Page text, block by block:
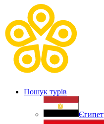
Пошук турів
Єгипет